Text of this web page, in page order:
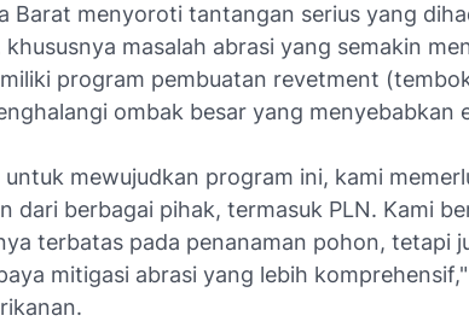
Barat menyoroti tantangan serius yang
khususnya masalah abrasi yang semakin
program pembuatan revetment
ombak besar yang menyebabkan
untuk mewujudkan program ini, kami
dari berbagai pihak, termasuk PLN. Kami
terbatas pada penanaman pohon, tetapi
mitigasi abrasi yang lebih